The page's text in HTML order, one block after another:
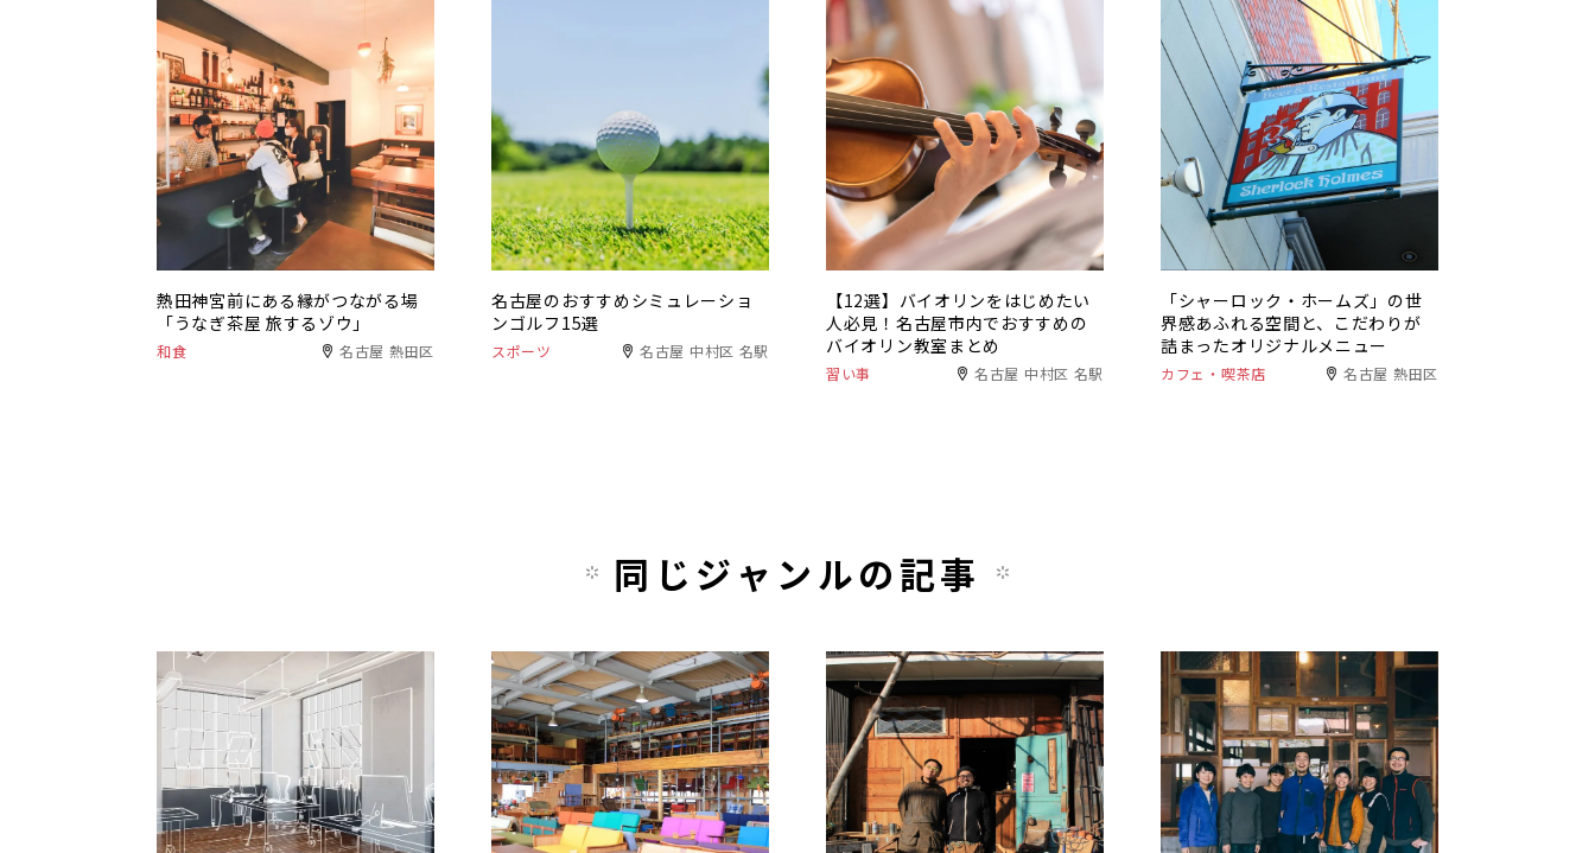
熱田神宮前にある縁がつながる場
「うなぎ茶屋 旅するゾウ」
和食 名古屋 熱田区
名古屋のおすすめシミュレーショ
ンゴルフ15選
スポーツ 名古屋 中村区 名駅
【12選】バイオリンをはじめたい
人必見！名古屋市内でおすすめの
バイオリン教室まとめ
習い事 名古屋 中村区 名駅
「シャーロック・ホームズ」の世
界感あふれる空間と、こだわりが
詰まったオリジナルメニュー
カフェ・喫茶店 名古屋 熱田区
同じジャンルの記事